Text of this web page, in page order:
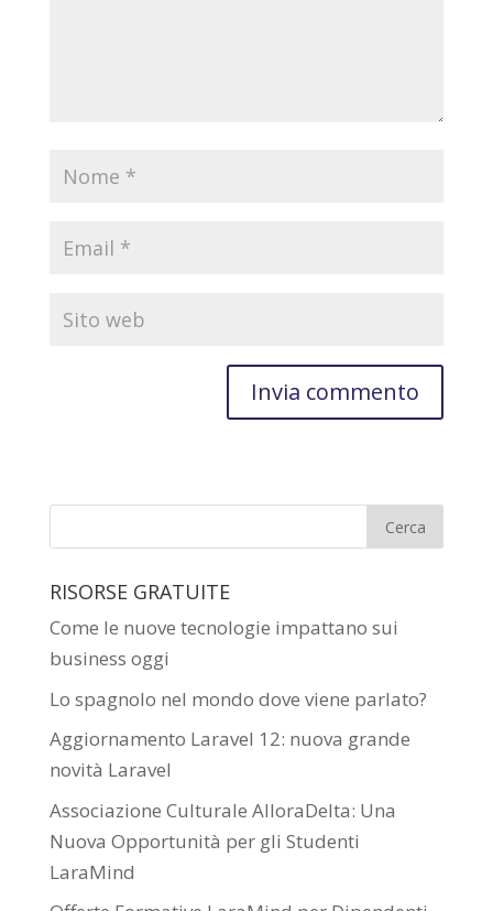
RISORSE GRATUITE
Come le nuove tecnologie impattano sui
business oggi
Lo spagnolo nel mondo dove viene parlato?
Aggiornamento Laravel 12: nuova grande
novità Laravel
Associazione Culturale AlloraDelta: Una
Nuova Opportunità per gli Studenti
LaraMind